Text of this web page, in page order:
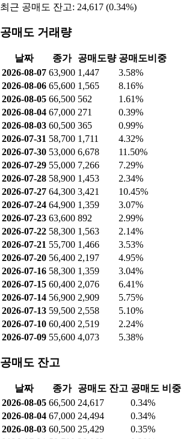
적외선 영상센서 등 [A/S]
적외선 영상센서 [S/W]
0.02%
공매도 현황
최근 공매도 거래량: 1,447 (3.58%)
최근 공매도 잔고: 24,617 (0.34%)
공매도 거래량
날짜 종가 공매도량
공매도비중
2026-08-07 63,900 1,447
3.58%
2026-08-06 65,600 1,565
8.16%
2026-08-05 66,500 562
1.61%
2026-08-04 67,000 271
0.39%
2026-08-03 60,500 365
0.99%
2026-07-31 58,700 1,711
4.32%
2026-07-30 53,000 6,678
11.50%
2026-07-29 55,000 7,266
7.29%
2026-07-28 58,900 1,453
2.34%
2026-07-27 64,300 3,421
10.45%
2026-07-24 64,900 1,359
3.07%
2026-07-22 58,300
2026-07-20
56,400 2,197
4.95%
2026-07-16 58,300 1,359
3.04%
2026-07-15 60,400 2,076
6.41%
2026-07-14 56,900 2,909
5.75%